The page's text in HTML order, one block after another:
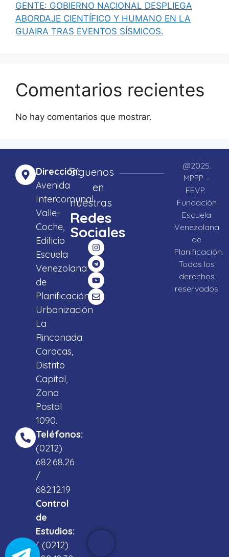
GENTE: GOBIERNO NACIONAL DESPLIEGA
ABORDAJE CIENTÍFICO Y HUMANO EN LA
GUAIRA TRAS EVENTOS SÍSMICOS.
Comentarios recientes
No hay comentarios que mostrar.
Dirección:
Avenida
Intercomunal
Valle-
Coche,
Edificio
Escuela
Venezolana
de
Planificación,
Urbanización
La
Rinconada.
Caracas,
Distrito
Capital,
Zona
Postal
1090.
Teléfonos:
(0212)
682.68.26
/
682.12.19
Control
de
Estudios:
( (0212)
Síguenos
en
nuestras
Redes
Sociales
@2025.
MPPP –
FEVP.
Fundación
Escuela
Venezolana
de
Planificación.
Todos los
derechos
reservados